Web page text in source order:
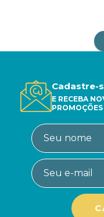
Cadastre-
E RECEBA
PROMOÇÕES